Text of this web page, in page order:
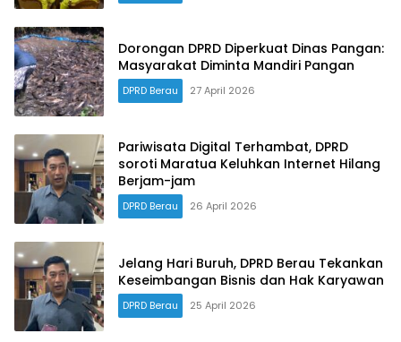
Dorongan DPRD Diperkuat Dinas Pangan:
Masyarakat Diminta Mandiri Pangan
DPRD Berau 27 April 2026
Pariwisata Digital Terhambat, DPRD
soroti Maratua Keluhkan Internet Hilang
Berjam-jam
DPRD Berau 26 April 2026
Jelang Hari Buruh, DPRD Berau Tekankan
Keseimbangan Bisnis dan Hak Karyawan
DPRD Berau 25 April 2026